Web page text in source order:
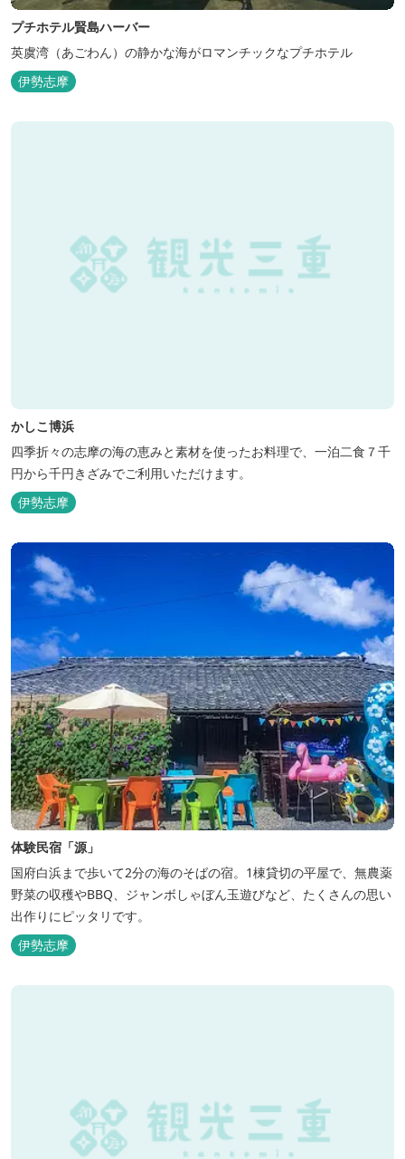
プチホテル賢島ハーバー
英虞湾（あごわん）の静かな海がロマンチックなプチホテル
伊勢志摩
かしこ博浜
四季折々の志摩の海の恵みと素材を使ったお料理で、一泊二食７千
円から千円きざみでご利用いただけます。
伊勢志摩
体験民宿「源」
国府白浜まで歩いて2分の海のそばの宿。1棟貸切の平屋で、無農薬
野菜の収穫やBBQ、ジャンボしゃぼん玉遊びなど、たくさんの思い
出作りにピッタリです。
伊勢志摩